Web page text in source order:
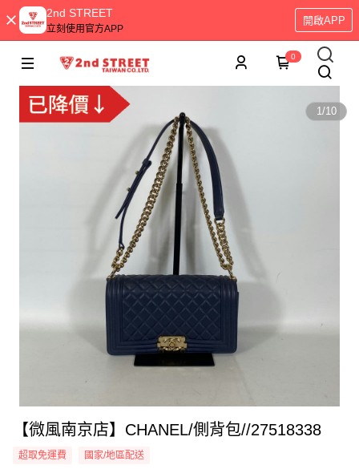
2nd STREET
立刻使用官方APP
開啟APP
0
1/10
【微風南京店】CHANEL/側背包//27518338
超取免運費 國家/地區配送